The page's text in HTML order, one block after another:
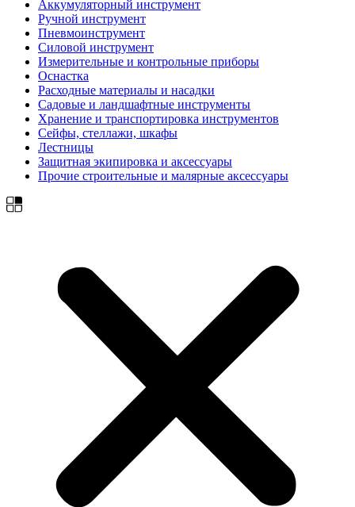
Аккумуляторный инструмент
Ручной инструмент
Пневмоинструмент
Силовой инструмент
Измерительные и контрольные приборы
Оснастка
Расходные материалы и насадки
Садовые и ландшафтные инструменты
Хранение и транспортировка инструментов
Сейфы, стеллажи, шкафы
Лестницы
Защитная экипировка и аксессуары
Прочие строительные и малярные аксессуары